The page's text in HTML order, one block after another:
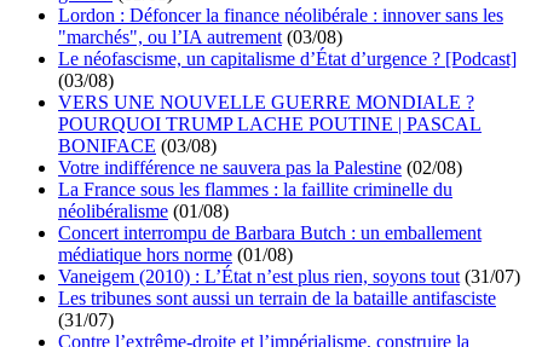
Lordon : Défoncer la finance néolibérale : innover sans les
"marchés", ou l’IA autrement (03/08)
Le néofascisme, un capitalisme d’État d’urgence ? [Podcast]
(03/08)
VERS UNE NOUVELLE GUERRE MONDIALE ?
POURQUOI TRUMP LACHE POUTINE | PASCAL
BONIFACE (03/08)
Votre indifférence ne sauvera pas la Palestine (02/08)
La France sous les flammes : la faillite criminelle du
néolibéralisme (01/08)
Concert interrompu de Barbara Butch : un emballement
médiatique hors norme (01/08)
Vaneigem (2010) : L’État n’est plus rien, soyons tout (31/07)
Les tribunes sont aussi un terrain de la bataille antifasciste
(31/07)
Contre l’extrême-droite et l’impérialisme, construire la